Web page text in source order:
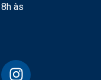
às